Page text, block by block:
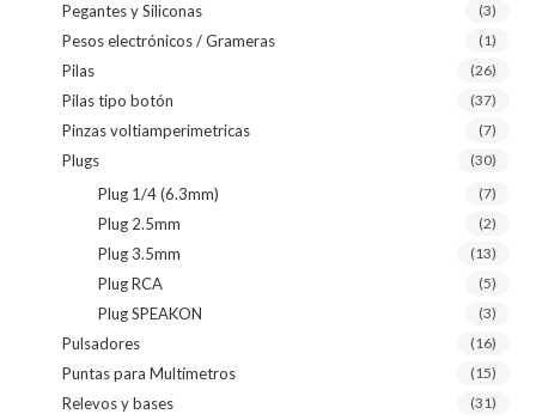
Pegantes y Siliconas (3)
Pesos electrónicos / Grameras (1)
Pilas (26)
Pilas tipo botón (37)
Pinzas voltiamperimetricas (7)
Plugs (30)
Plug 1/4 (6.3mm) (7)
Plug 2.5mm (2)
Plug 3.5mm (13)
Plug RCA (5)
Plug SPEAKON (3)
Pulsadores (16)
Puntas para Multímetros (15)
Relevos y bases (31)